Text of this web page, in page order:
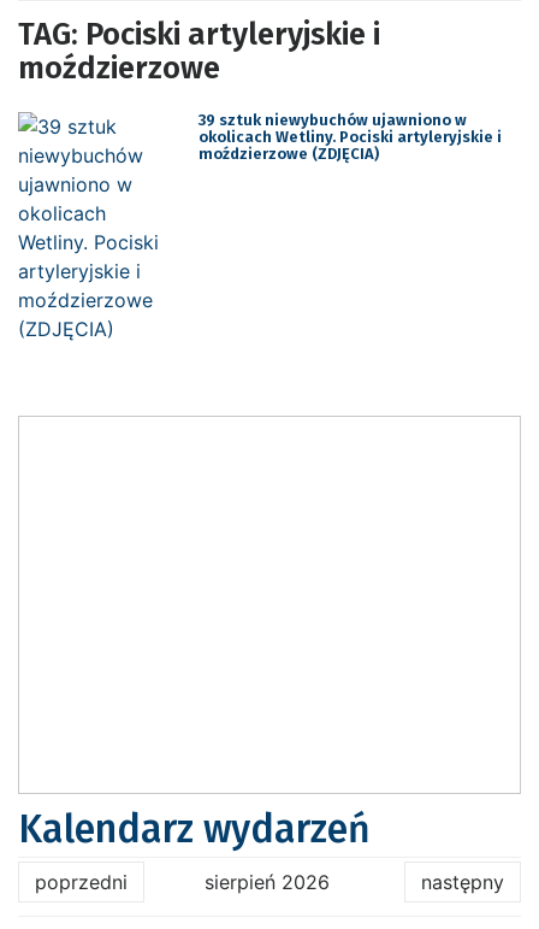
TAG: Pociski artyleryjskie i
moździerzowe
39 sztuk niewybuchów ujawniono w
okolicach Wetliny. Pociski artyleryjskie i
moździerzowe (ZDJĘCIA)
Kalendarz wydarzeń
poprzedni sierpień 2026 następny